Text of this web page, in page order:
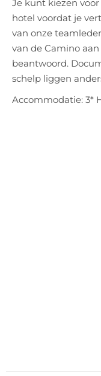
Je kunt kiezen
hotel voordat je
van onze
van de Camino
beantwoord.
schelp liggen
Accommodatie: 3*